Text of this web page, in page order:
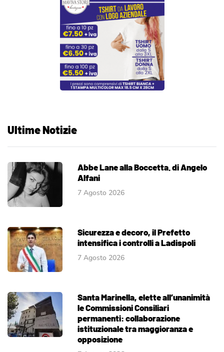
Ultime Notizie
Abbe Lane alla Boccetta. di Angelo
Alfani
7 Agosto 2026
Sicurezza e decoro, il Prefetto
intensifica i controlli a Ladispoli
7 Agosto 2026
Santa Marinella, elette all’unanimità
le Commissioni Consiliari
permanenti: collaborazione
istituzionale tra maggioranza e
opposizione